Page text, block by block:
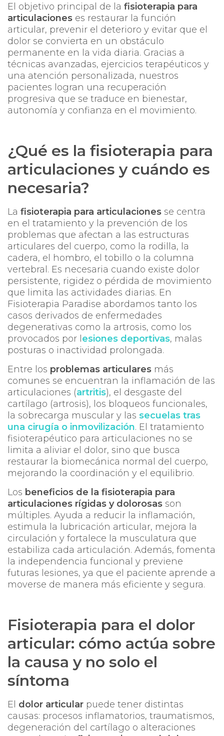
El objetivo principal de la fisioterapia para
articulaciones es restaurar la función
articular, prevenir el deterioro y evitar que el
dolor se convierta en un obstáculo
permanente en la vida diaria. Gracias a
técnicas avanzadas, ejercicios terapéuticos y
una atención personalizada, nuestros
pacientes logran una recuperación
progresiva que se traduce en bienestar,
autonomía y confianza en el movimiento.
¿Qué es la fisioterapia para
articulaciones y cuándo es
necesaria?
La fisioterapia para articulaciones se centra
en el tratamiento y la prevención de los
problemas que afectan a las estructuras
articulares del cuerpo, como la rodilla, la
cadera, el hombro, el tobillo o la columna
vertebral. Es necesaria cuando existe dolor
persistente, rigidez o pérdida de movimiento
que limita las actividades diarias. En
Fisioterapia Paradise abordamos tanto los
casos derivados de enfermedades
degenerativas como la artrosis, como los
provocados por lesiones deportivas, malas
posturas o inactividad prolongada.
Entre los problemas articulares más
comunes se encuentran la inflamación de las
articulaciones (artritis), el desgaste del
cartílago (artrosis), los bloqueos funcionales,
la sobrecarga muscular y las secuelas tras
una cirugía o inmovilización. El tratamiento
fisioterapéutico para articulaciones no se
limita a aliviar el dolor, sino que busca
restaurar la biomecánica normal del cuerpo,
mejorando la coordinación y el equilibrio.
Los beneficios de la fisioterapia para
articulaciones rígidas y dolorosas son
múltiples. Ayuda a reducir la inflamación,
estimula la lubricación articular, mejora la
circulación y fortalece la musculatura que
estabiliza cada articulación. Además, fomenta
la independencia funcional y previene
futuras lesiones, ya que el paciente aprende a
moverse de manera más eficiente y segura.
Fisioterapia para el dolor
articular: cómo actúa sobre
la causa y no solo el
síntoma
El dolor articular puede tener distintas
causas: procesos inflamatorios, traumatismos,
degeneración del cartílago o alteraciones